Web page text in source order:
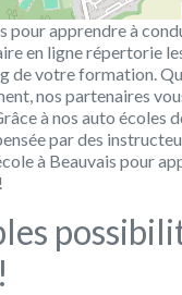
pour apprendre à
en ligne répertorie
de votre formation.
nos partenaires
à nos auto écoles
par des
à Beauvais pour